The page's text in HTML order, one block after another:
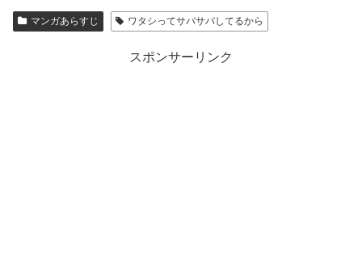
マンガあらすじ ワタシってサバサバしてるから
スポンサーリンク